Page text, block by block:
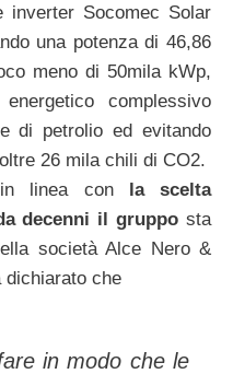
inverter Socomec Solar
una potenza di 46,86
meno di 50mila kWp,
complessivo
di petrolio ed evitando
26 mila chili di CO2.
linea con
la scelta
decenni il gruppo sta
società Alce Nero &
dichiarato che
in modo che le